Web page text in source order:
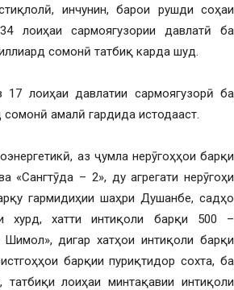
инчунин, барои рушди соҳаи
лоиҳаи сармоягузории давлатӣ ба
сомонӣ татбиқ карда шуд.
лоиҳаи давлатии сармоягузорӣ ба
сомонӣ амалӣ гардида истодааст.
аз ҷумла нерӯгоҳҳои барқи
«Сангтӯда – 2», ду агрегати нерӯгоҳи
гармидиҳии шаҳри Душанбе, садҳо
хурд, хатти интиқоли барқи 500 –
дигар хатҳои интиқоли барқи
барқии пуриқтидор сохта, ба
лоиҳаи минтақавии интиқоли